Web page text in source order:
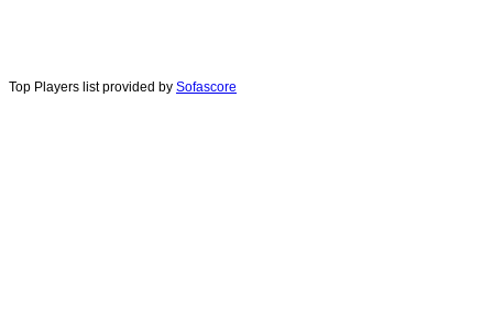
Top Players list provided by Sofascore